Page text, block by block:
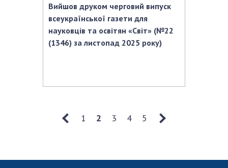
Вийшов друком черговий випуск
всеукраїнської газети для
науковців та освітян «Світ» (№22
(1346) за листопад 2025 року)
1 2 3 4 5